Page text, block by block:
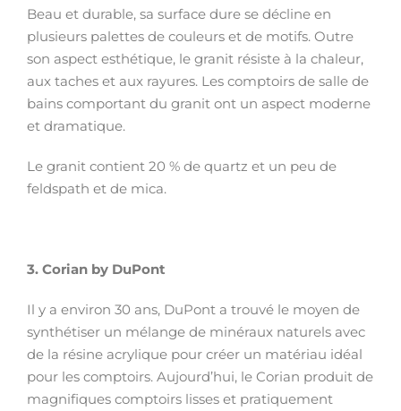
Beau et durable, sa surface dure se décline en
plusieurs palettes de couleurs et de motifs. Outre
son aspect esthétique, le granit résiste à la chaleur,
aux taches et aux rayures. Les comptoirs de salle de
bains comportant du granit ont un aspect moderne
et dramatique.
Le granit contient 20 % de quartz et un peu de
feldspath et de mica.
3. Corian by DuPont
Il y a environ 30 ans, DuPont a trouvé le moyen de
synthétiser un mélange de minéraux naturels avec
de la résine acrylique pour créer un matériau idéal
pour les comptoirs. Aujourd’hui, le Corian produit de
magnifiques comptoirs lisses et pratiquement